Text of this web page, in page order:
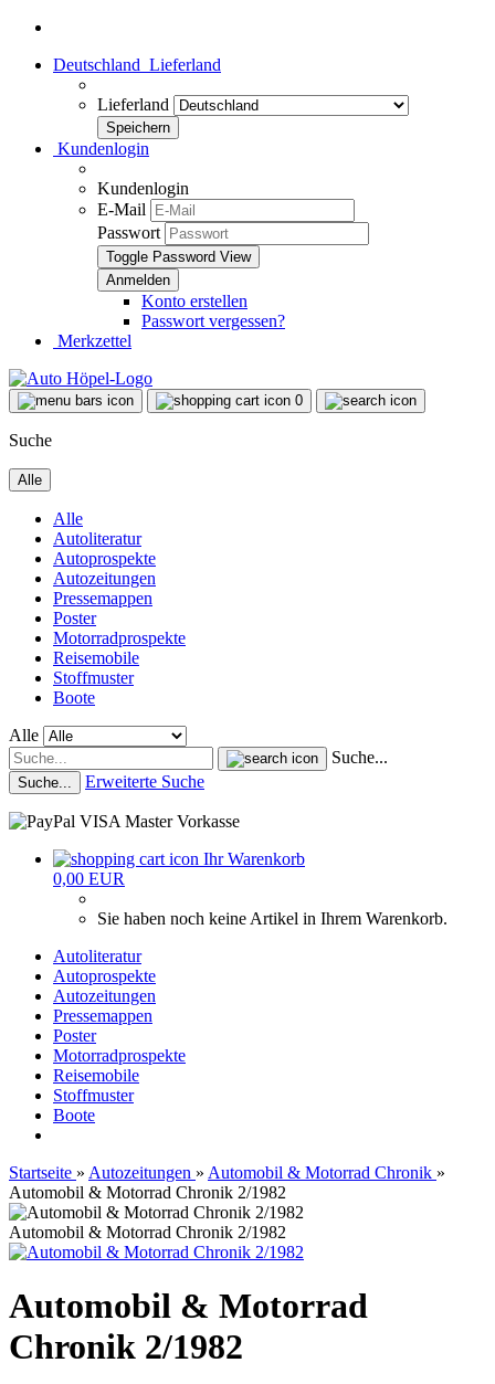
Deutschland Lieferland
Lieferland
Kundenlogin
Kundenlogin
E-Mail
Passwort
Toggle Password View
Konto erstellen
Passwort vergessen?
Merkzettel
0
Suche
Alle
Alle
Autoliteratur
Autoprospekte
Autozeitungen
Pressemappen
Poster
Motorradprospekte
Reisemobile
Stoffmuster
Boote
Alle
Suche...
Suche... Erweiterte Suche
Ihr Warenkorb
0,00 EUR
Sie haben noch keine Artikel in Ihrem Warenkorb.
Autoliteratur
Autoprospekte
Autozeitungen
Pressemappen
Poster
Motorradprospekte
Reisemobile
Stoffmuster
Boote
Startseite » Autozeitungen » Automobil & Motorrad Chronik »
Automobil & Motorrad Chronik 2/1982
Automobil & Motorrad Chronik 2/1982
Automobil & Motorrad
Chronik 2/1982